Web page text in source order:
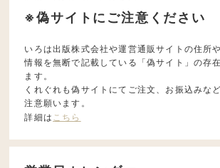
※偽サイトにご注意ください
いろは出版株式会社や運営通販サイトの住所
情報を無断で記載している「偽サイト」の存
ます。
くれぐれも偽サイトにてご注文、お振込みな
注意願います。
詳細は こちら